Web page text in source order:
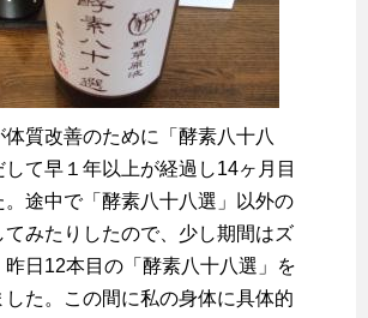
質改善のために「酵素八十八
て早１年以上が経過し14ヶ月目
。途中で「酵素八十八選」以外の
てみたりしたので、少し期間はズ
昨日12本目の「酵素八十八選」を
た。この間に私の身体に具体的